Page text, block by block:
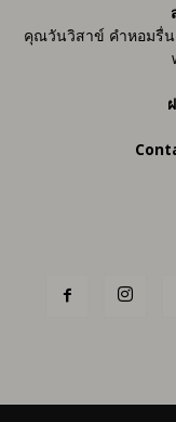
คุณวันวิสาข์ คำหอมรื่น